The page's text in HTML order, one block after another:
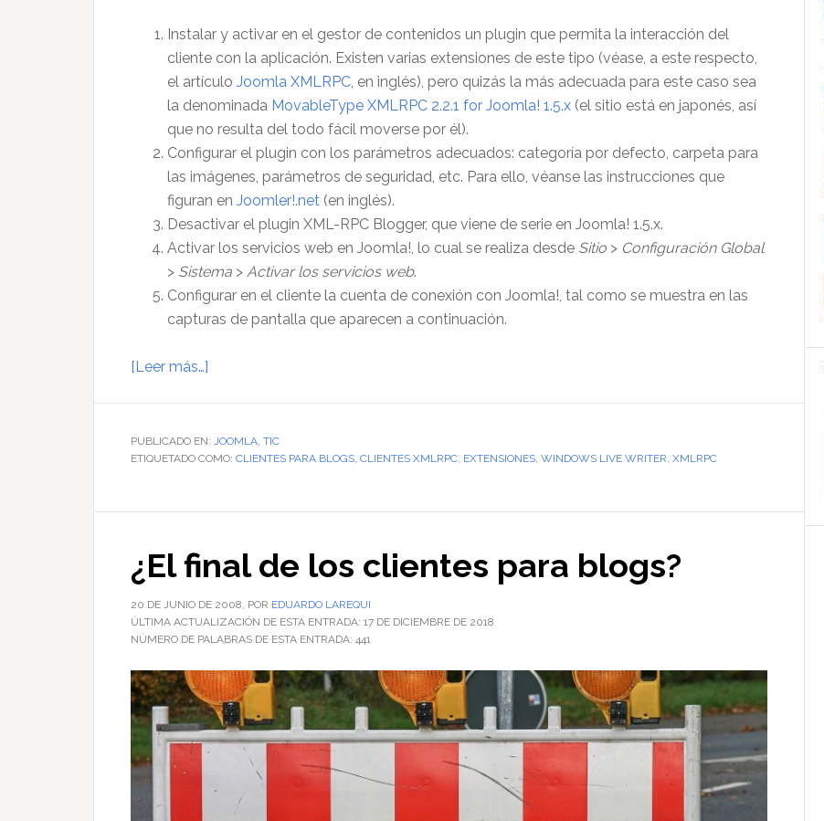
Instalar y activar en el gestor de contenidos un plugin que permita la interacción del
cliente con la aplicación. Existen varias extensiones de este tipo (véase, a este respecto,
el artículo Joomla XMLRPC, en inglés), pero quizás la más adecuada para este caso sea
la denominada MovableType XMLRPC 2.2.1 for Joomla! 1.5.x (el sitio está en japonés, así
que no resulta del todo fácil moverse por él).
Configurar el plugin con los parámetros adecuados: categoría por defecto, carpeta para
las imágenes, parámetros de seguridad, etc. Para ello, véanse las instrucciones que
figuran en Joomler!.net (en inglés).
Desactivar el plugin XML-RPC Blogger, que viene de serie en Joomla! 1.5.x.
Activar los servicios web en Joomla!, lo cual se realiza desde Sitio > Configuración Global
> Sistema > Activar los servicios web.
Configurar en el cliente la cuenta de conexión con Joomla!, tal como se muestra en las
capturas de pantalla que aparecen a continuación.
[Leer más…]
en
Joomla!
un
XMLRPC
PUBLICADO EN: JOOMLA, TIC
ETIQUETADO COMO: CLIENTES PARA BLOGS, CLIENTES XMLRPC, EXTENSIONES, WINDOWS LIVE WRITER, XMLRPC
¿El final de los clientes para blogs?
20 DE JUNIO DE 2008, POR EDUARDO LAREQUI
ÚLTIMA ACTUALIZACIÓN DE ESTA ENTRADA: 17 DE DICIEMBRE DE 2018
NÚMERO DE PALABRAS DE ESTA ENTRADA: 441